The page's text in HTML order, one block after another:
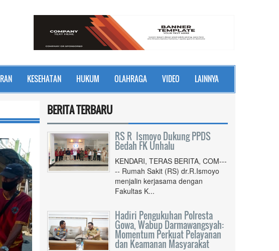
KESEHATAN HUKUM OLAHRAGA VIDEO LAINNYA
BERITA TERBARU
RS R Ismoyo Dukung PPDS
Bedah FK Unhalu
KENDARI, TERAS BERITA, COM---
-- Rumah Sakit (RS) dr.R.Ismoyo
menjalin kerjasama dengan
Fakultas K...
Hadiri Pengukuhan Polresta
Gowa, Wabup Darmawangsyah:
Momentum Perkuat Pelayanan
dan Keamanan Masyarakat